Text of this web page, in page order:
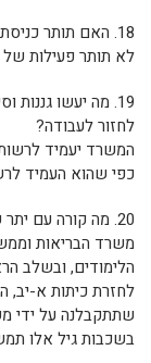
18. האם תותר כניסת מפעילים חיצוניים לצהרונים?
לא תותר פעילות של
19. מה יעשו גננות
לחזור לעבודה?
המשרד יעמיד
כפי שהוא העמיד
20. מה קורה עם יתר שכבות הגיל כיתות א-יב?
משרד הבריאות
הלימודים, ובשלב
לחזרת כיתות א-
שתתקבלנה על ידי
בשכבות גיל אלו